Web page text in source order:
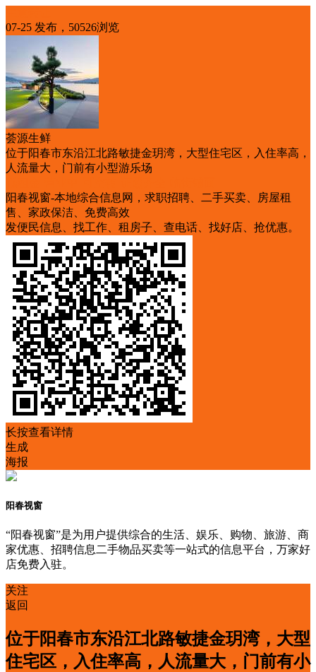
07-25 发布，50526浏览
荟源生鲜
位于阳春市东沿江北路敏捷金玥湾，大型住宅区，入住率高，
人流量大，门前有小型游乐场
阳春视窗-本地综合信息网，求职招聘、二手买卖、房屋租
售、家政保洁、免费高效
发便民信息、找工作、租房子、查电话、找好店、抢优惠。
长按查看详情
生成
海报
阳春视窗
“阳春视窗”是为用户提供综合的生活、娱乐、购物、旅游、商
家优惠、招聘信息二手物品买卖等一站式的信息平台，万家好
店免费入驻。
关注
返回
位于阳春市东沿江北路敏捷金玥湾，大型
住宅区，入住率高，人流量大，门前有小